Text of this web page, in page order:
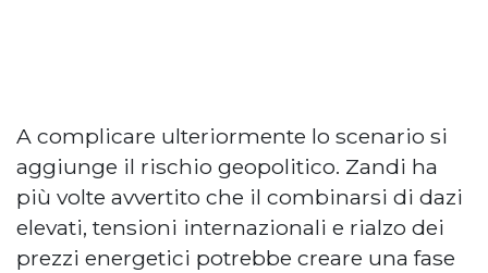
A complicare ulteriormente lo scenario si
aggiunge il rischio geopolitico. Zandi ha
più volte avvertito che il combinarsi di dazi
elevati, tensioni internazionali e rialzo dei
prezzi energetici potrebbe creare una fase